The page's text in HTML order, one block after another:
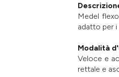
Medel
adatto per i
Modalità
Veloce e
rettale e